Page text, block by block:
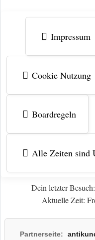
Impressum
Cookie Nutzung
Boardregeln
Alle Zeiten sind
Dein letzter
Aktuelle Zeit:
Partnerseite: